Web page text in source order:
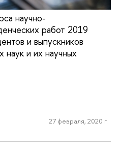
научно-
работ 2019
и выпускников
наук и их научных
27 февраля, 2020 г.